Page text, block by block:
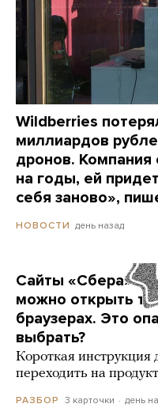
Wildberries
миллиардов
дронов. Компания
на годы, ей
себя заново»,
НОВОСТИ день назад
Сайты «Сбера» и
можно открыть
браузерах. Это
выбрать?
Короткая инструкция
переходить на
РАЗБОР 3 карточки день